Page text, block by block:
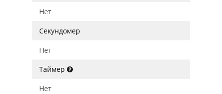
Нет
Секундомер
Нет
Таймер
Нет